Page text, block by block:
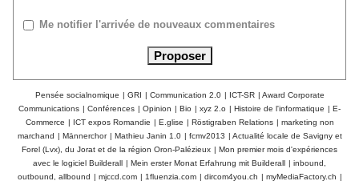
Me notifier l'arrivée de nouveaux commentaires
Pensée socialnomique | GRI | Communication 2.0 | ICT-SR | Award Corporate
Communications | Conférences | Opinion | Bio | xyz 2.o | Histoire de l'informatique | E-
Commerce | ICT expos Romandie | E.glise | Röstigraben Relations | marketing non
marchand | Männerchor | Mathieu Janin 1.0 | fcmv2013 | Actualité locale de Savigny et
Forel (Lvx), du Jorat et de la région Oron-Palézieux | Mon premier mois d'expériences
avec le logiciel Builderall | Mein erster Monat Erfahrung mit Builderall | inbound,
outbound, allbound | mjccd.com | 1fluenzia.com | dircom4you.ch | myMediaFactory.ch |